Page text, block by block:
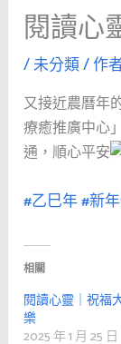
閱讀心
/未分類/ 作
又接近農曆年
療癒推廣中心
通，順心平安
#乙巳年#新
相關
閱讀心靈｜祝福
樂
2025 年 1 月 25 日